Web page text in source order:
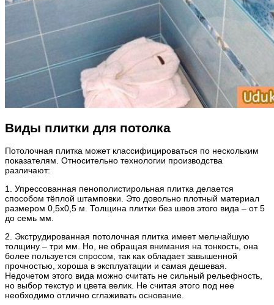
Виды плитки для потолка
Потолочная плитка может классифицироваться по нескольким
показателям. Относительно технологии производства
различают:
1. Упрессованная пенополистирольная плитка делается
способом тёплой штамповки. Это довольно плотный материал
размером 0,5х0,5 м. Толщина плитки без швов этого вида – от 5
до семь мм.
2. Экструдированная потолочная плитка имеет мельчайшую
толщину – три мм. Но, не обращая внимания на тонкость, она
более пользуется спросом, так как обладает завышенной
прочностью, хороша в эксплуатации и самая дешевая.
Недочетом этого вида можно считать не сильный рельефность,
но выбор текстур и цвета велик. Не считая этого под нее
необходимо отлично сглаживать основание.